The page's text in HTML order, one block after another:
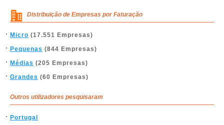
Distribuição de Empresas por Faturação
Micro (17.551 Empresas)
Pequenas (844 Empresas)
Médias (205 Empresas)
Grandes (60 Empresas)
Outros utilizadores pesquisaram
Portugal